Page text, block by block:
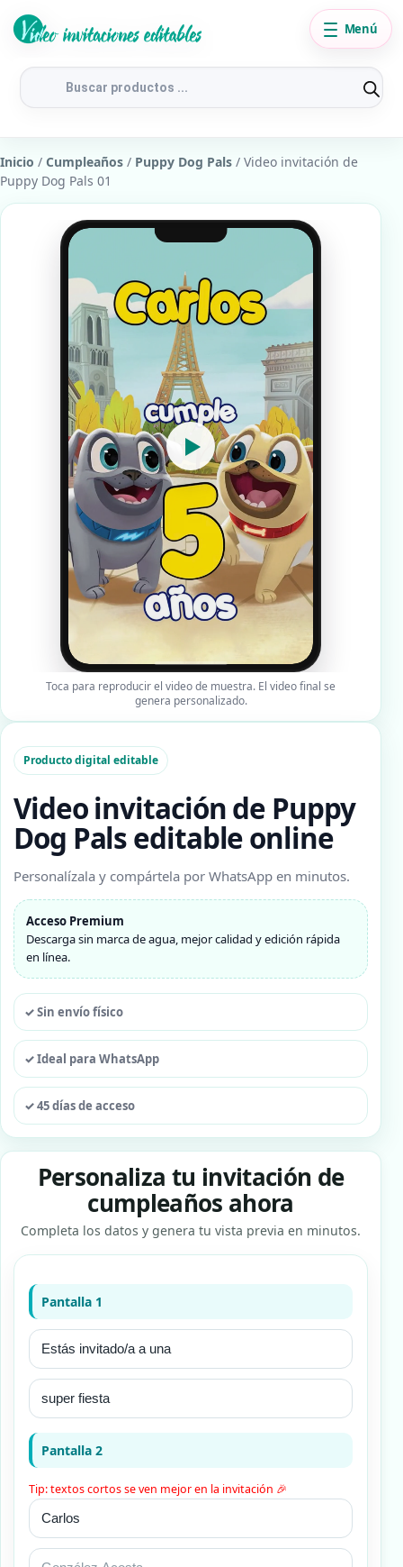
Búsqueda
productos
Menú
Inicio / Cumpleaños / Puppy Dog Pals / Video invitación de
Puppy Dog Pals 01
▶
Toca para reproducir el video de muestra. El video final se
genera personalizado.
Producto digital editable
Video invitación de Puppy
Dog Pals editable online
Personalízala y compártela por WhatsApp en minutos.
Acceso Premium
Descarga sin marca de agua, mejor calidad y edición rápida
en línea.
✓ Sin envío físico
✓ Ideal para WhatsApp
✓ 45 días de acceso
Personaliza tu invitación de
cumpleaños ahora
Completa los datos y genera tu vista previa en minutos.
Pantalla 1
Pantalla 2
Tip: textos cortos se ven mejor en la invitación 🎉